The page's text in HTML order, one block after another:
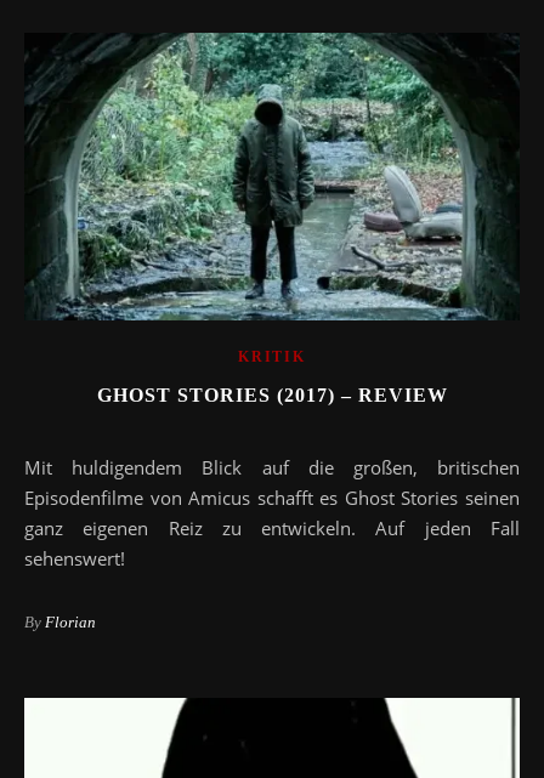
KRITIK
GHOST STORIES (2017) – REVIEW
Mit huldigendem Blick auf die großen, britischen
Episodenfilme von Amicus schafft es Ghost Stories seinen
ganz eigenen Reiz zu entwickeln. Auf jeden Fall
sehenswert!
By Florian